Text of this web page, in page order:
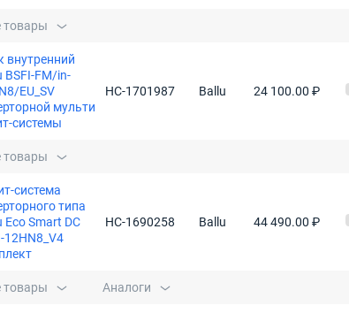
товары
внутренний
BSFI-FM/in-
EU_SV
мульти
системы
НС-1701987 Ballu 24 100.00 ₽
товары
система
типа
Eco Smart DC
12HN8_V4
НС-1690258 Ballu 44 490.00 ₽
товары Аналоги